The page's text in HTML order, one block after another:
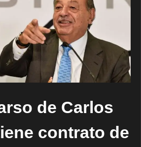
de Carlos
contrato de